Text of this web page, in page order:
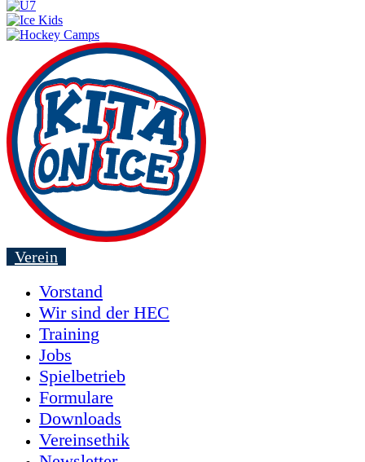
Verein
Vorstand
Wir sind der HEC
Training
Jobs
Spielbetrieb
Formulare
Downloads
Vereinsethik